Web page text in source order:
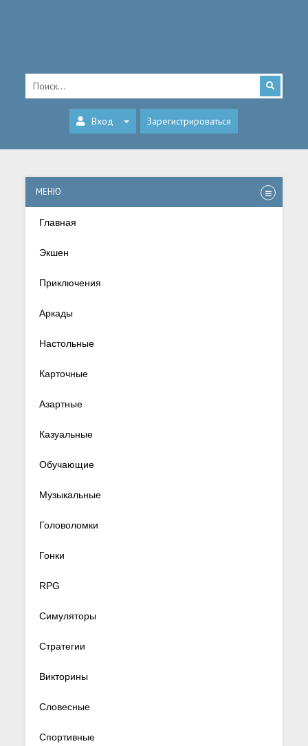
Вход Зарегистрироваться
МЕНЮ
Главная
Экшен
Приключения
Аркады
Настольные
Карточные
Азартные
Казуальные
Обучающие
Музыкальные
Головоломки
Гонки
RPG
Симуляторы
Стратегии
Викторины
Словесные
Спортивные